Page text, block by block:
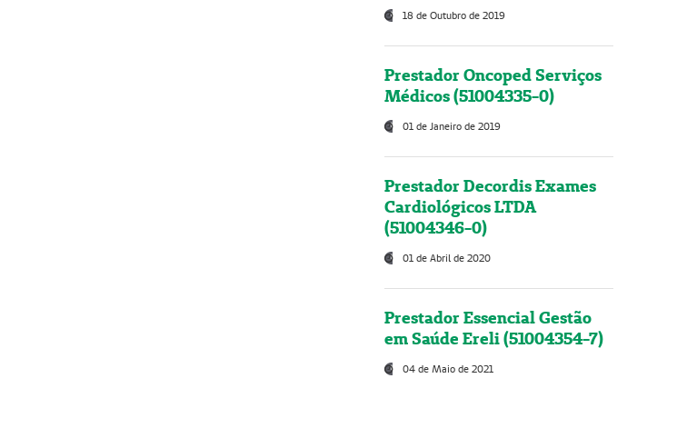
18 de Outubro de 2019
Prestador Oncoped Serviços
Médicos (51004335-0)
01 de Janeiro de 2019
Prestador Decordis Exames
Cardiológicos LTDA
(51004346-0)
01 de Abril de 2020
Prestador Essencial Gestão
em Saúde Ereli (51004354-7)
04 de Maio de 2021